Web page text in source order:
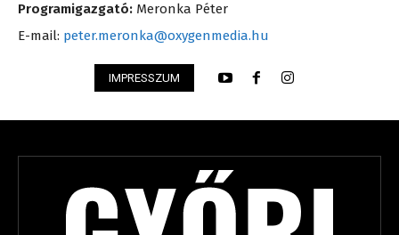
Programigazgató: Meronka Péter
E-mail: peter.meronka@oxygenmedia.hu
IMPRESSZUM